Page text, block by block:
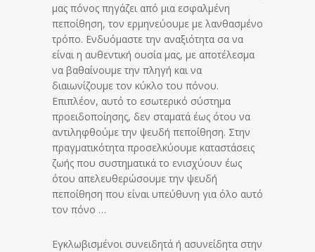
μας πόνος πηγάζει από μια εσφαλμένη
πεποίθηση, τον ερμηνεύουμε με λανθασμένο
τρόπο. Ενδυόμαστε την αναξιότητα σα να
είναι η αυθεντική ουσία μας, με αποτέλεσμα
να βαθαίνουμε την πληγή και να
διαιωνίζουμε τον κύκλο του πόνου.
Επιπλέον, αυτό το εσωτερικό σύστημα
προειδοποίησης, δεν σταματά έως ότου να
αντιληφθούμε την ψευδή πεποίθηση. Στην
πραγματικότητα προσελκύουμε καταστάσεις
ζωής που συστηματικά το ενισχύουν έως
ότου απελευθερώσουμε την ψευδή
πεποίθηση που είναι υπεύθυνη για όλο αυτό
τον πόνο …
Εγκλωβισμένοι συνειδητά ή ασυνείδητα στην